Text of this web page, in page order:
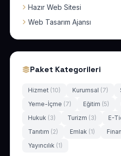
Hazır Web Sitesi
Web Tasarım Ajansı
Paket Kategorileri
Hizmet (10) Kurumsal (7)
Yeme-İçme (7) Eğitim (5)
Hukuk (3) Turizm (3) E-
Tanıtım (2) Emlak (1)
Yayıncılık (1)